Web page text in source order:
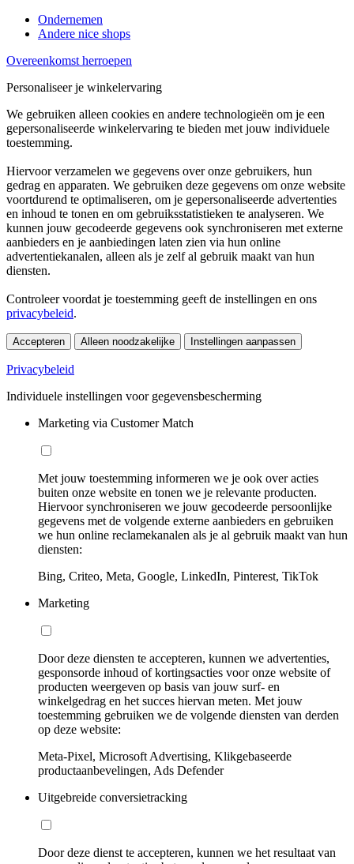
Ondernemen
Andere nice shops
Overeenkomst herroepen
Personaliseer je winkelervaring
We gebruiken alleen cookies en andere technologieën om je een
gepersonaliseerde winkelervaring te bieden met jouw individuele
toestemming.
Hiervoor verzamelen we gegevens over onze gebruikers, hun
gedrag en apparaten. We gebruiken deze gegevens om onze website
voortdurend te optimaliseren, om je gepersonaliseerde advertenties
en inhoud te tonen en om gebruiksstatistieken te analyseren. We
kunnen jouw gecodeerde gegevens ook synchroniseren met externe
aanbieders en je aanbiedingen laten zien via hun online
advertentiekanalen, alleen als je zelf al gebruik maakt van hun
diensten.
Controleer voordat je toestemming geeft de instellingen en ons
privacybeleid.
Accepteren Alleen noodzakelijke Instellingen aanpassen
Privacybeleid
Individuele instellingen voor gegevensbescherming
Marketing via Customer Match
Met jouw toestemming informeren we je ook over acties
buiten onze website en tonen we je relevante producten.
Hiervoor synchroniseren we jouw gecodeerde persoonlijke
gegevens met de volgende externe aanbieders en gebruiken
we hun online reclamekanalen als je al gebruik maakt van hun
diensten:
Bing, Criteo, Meta, Google, LinkedIn, Pinterest, TikTok
Marketing
Door deze diensten te accepteren, kunnen we advertenties,
gesponsorde inhoud of kortingsacties voor onze website of
producten weergeven op basis van jouw surf- en
winkelgedrag en het succes hiervan meten. Met jouw
toestemming gebruiken we de volgende diensten van derden
op deze website:
Meta-Pixel, Microsoft Advertising, Klikgebaseerde
productaanbevelingen, Ads Defender
Uitgebreide conversietracking
Door deze dienst te accepteren, kunnen we het resultaat van